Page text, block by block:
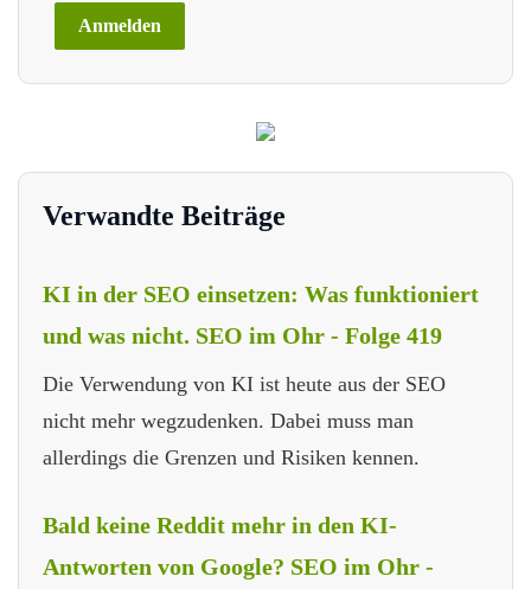
Verwandte Beiträge
KI in der SEO einsetzen: Was funktioniert
und was nicht. SEO im Ohr - Folge 419
Die Verwendung von KI ist heute aus der SEO
nicht mehr wegzudenken. Dabei muss man
allerdings die Grenzen und Risiken kennen.
Bald keine Reddit mehr in den KI-
Antworten von Google? SEO im Ohr -